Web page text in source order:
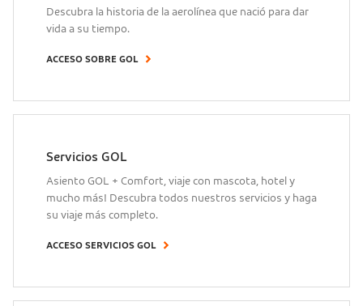
Descubra la historia de la aerolínea que nació para dar
vida a su tiempo.
ACCESO SOBRE GOL
Servicios GOL
Asiento GOL + Comfort, viaje con mascota, hotel y
mucho más! Descubra todos nuestros servicios y haga
su viaje más completo.
ACCESO SERVICIOS GOL